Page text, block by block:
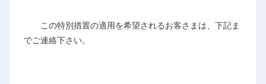
この特別措置の適用を希望されるお客さまは、下記ま
でご連絡下さい。